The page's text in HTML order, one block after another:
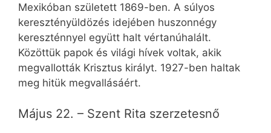
Mexikóban született 1869-ben. A súlyos
keresztényüldözés idejében huszonnégy
kereszténnyel együtt halt vértanúhalált.
Közöttük papok és világi hívek voltak, akik
megvallották Krisztus királyt. 1927-ben haltak
meg hitük megvallásáért.
Május 22. – Szent Rita szerzetesnő